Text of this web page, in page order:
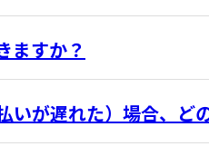
ますか？
いが遅れた）場合、ど